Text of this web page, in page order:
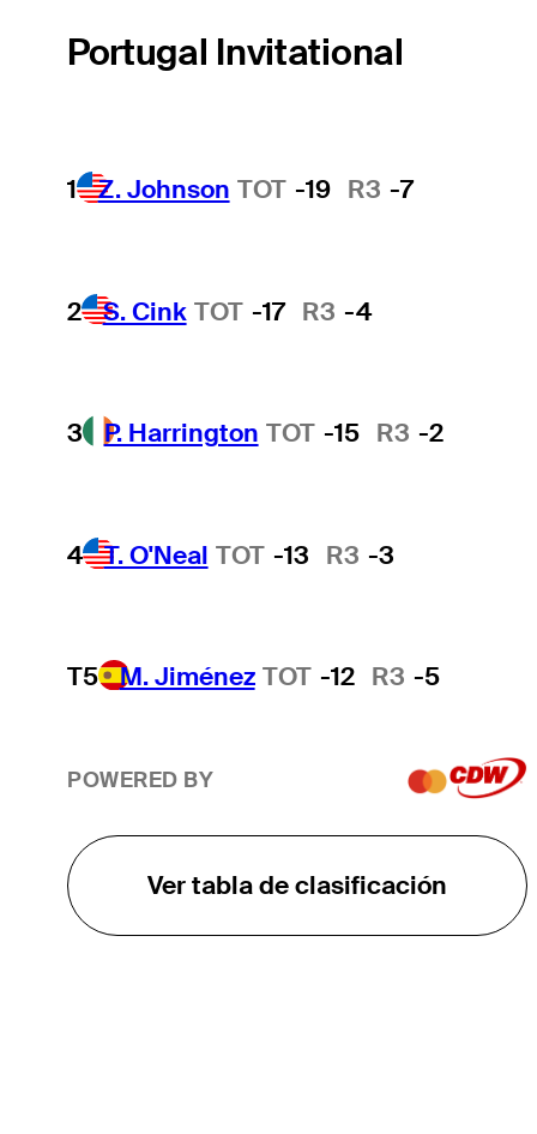
Portugal Invitational
1 Z. Johnson TOT -19 R3 -7
2 S. Cink TOT -17 R3 -4
3 P. Harrington TOT -15 R3 -2
4 T. O'Neal TOT -13 R3 -3
T5 M. Jiménez TOT -12 R3 -5
POWERED BY
Ver tabla de clasificación